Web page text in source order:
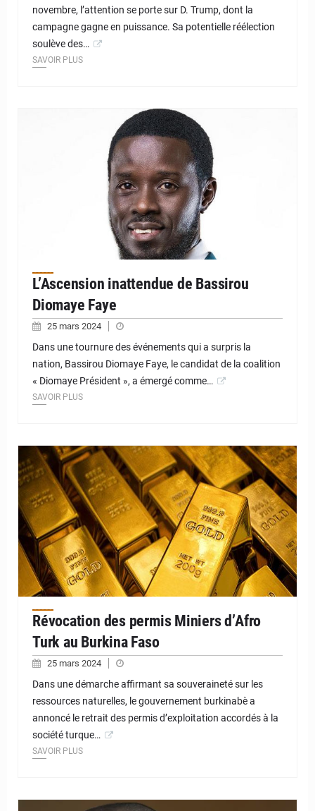
novembre, l’attention se porte sur D. Trump, dont la
campagne gagne en puissance. Sa potentielle réélection
soulève des…
SAVOIR PLUS
L’Ascension inattendue de Bassirou
Diomaye Faye
25 mars 2024
Dans une tournure des événements qui a surpris la
nation, Bassirou Diomaye Faye, le candidat de la coalition
« Diomaye Président », a émergé comme…
SAVOIR PLUS
Révocation des permis Miniers d’Afro
Turk au Burkina Faso
25 mars 2024
Dans une démarche affirmant sa souveraineté sur les
ressources naturelles, le gouvernement burkinabè a
annoncé le retrait des permis d’exploitation accordés à la
société turque…
SAVOIR PLUS